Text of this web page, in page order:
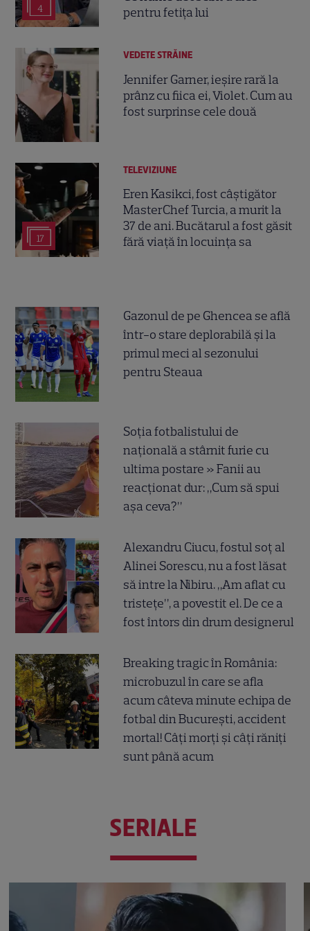
4
pentru fetița lui
VEDETE STRĂINE
Jennifer Garner, ieșire rară la
prânz cu fiica ei, Violet. Cum au
fost surprinse cele două
17
TELEVIZIUNE
Eren Kasikci, fost câștigător
MasterChef Turcia, a murit la
37 de ani. Bucătarul a fost găsit
fără viață în locuința sa
Gazonul de pe Ghencea se află
într-o stare deplorabilă și la
primul meci al sezonului
pentru Steaua
Soția fotbalistului de
națională a stârnit furie cu
ultima postare » Fanii au
reacționat dur: „Cum să spui
așa ceva?”
Alexandru Ciucu, fostul soț al
Alinei Sorescu, nu a fost lăsat
să intre la Nibiru. „Am aflat cu
tristețe”, a povestit el. De ce a
fost întors din drum designerul
Breaking tragic în România:
microbuzul în care se afla
acum câteva minute echipa de
fotbal din București, accident
mortal! Câți morți și câți răniți
sunt până acum
SERIALE